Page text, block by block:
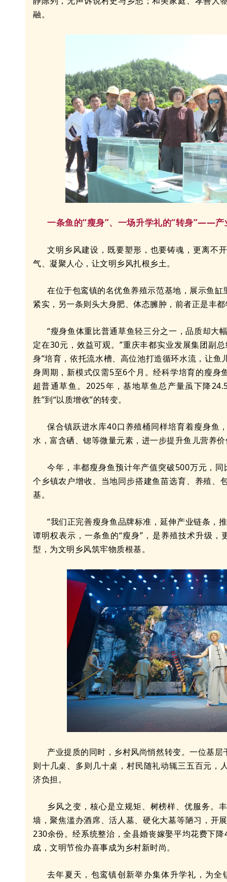
融。
一条鱼的“瘦身”、一场升学礼的“转身”——产
文明乡风建设，既要塑形，也要铸魂，更离不
气、凝聚人心，让文明乡风扎根乡土。
在位于包鸾镇的名优鱼养殖示范基地，展示鱼
紧实，另一条则头大身肥、体态臃肿，前者正是丰都
“瘦身鱼体重比普通草鱼轻三分之一，品质却大
定在30元，效益可观。”重庆丰都实业发展集团副
身”培育，依托流水槽、高位池打造循环水流，让
身周期，新模式仅需5至6个月。经科学培育的瘦身
超普通草鱼。2025年，基地草鱼总产量虽下降
胜”到“以质增收”的转变。
保合镇跃进水库40口养殖桶同样培育着瘦身鱼
水，富含硒、锶等微量元素，进一步提升鱼儿营养
今年，丰都瘦身鱼预计年产值突破500万元，
个乡镇农户增收。当地同步搭建鱼苗选育、养殖、
基。
“我们正完善瘦身鱼品牌标准，延伸产业链条，
谭明权表示，一条鱼的“瘦身”，是养殖技术升级，
型，为文明乡风筑牢物质根基。
产业提质的同时，乡村风尚悄然转变。一位基
则十几桌、多则几十桌，村民随礼动辄三五百元，
济负担。
乡风之变，核心是立规矩、树榜样、优服务。
墙，聚焦滥办酒席、活人墓、硬化大墓等陋习，开
230余份。经系统整治，全县婚丧嫁娶平均花费下
成，文明节俭办喜事成为乡村新时尚。
去年夏天，包鸾镇创新举办集体升学礼，为